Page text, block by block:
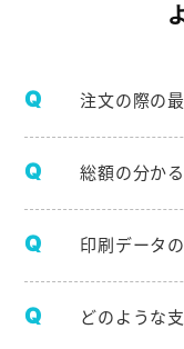
注文の際の
総額の分か
印刷データ
どのような